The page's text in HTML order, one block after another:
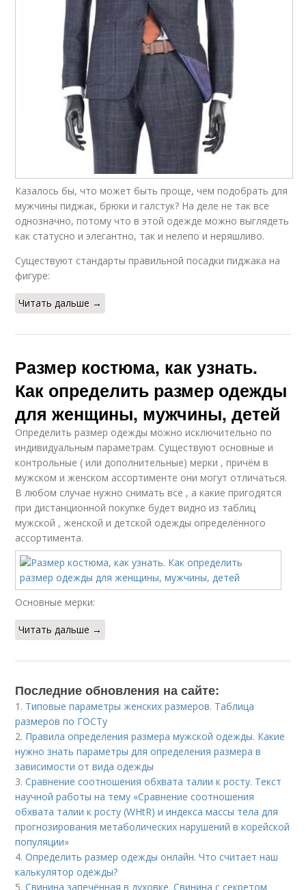
Казалось бы, что может быть проще, чем подобрать для
мужчины пиджак, брюки и галстук? На деле не так все
однозначно, потому что в этой одежде можно выглядеть
как статусно и элегантно, так и нелепо и неряшливо.
Существуют стандарты правильной посадки пиджака на
фигуре:
Читать дальше →
Размер костюма, как узнать.
Как определить размер одежды
для женщины, мужчины, детей
Определить размер одежды можно исключительно по
индивидуальным параметрам. Существуют основные и
контрольные ( или дополнительные) мерки , причём в
мужском и женском ассортименте они могут отличаться.
В любом случае нужно снимать все , а какие пригодятся
при дистанционной покупке будет видно из таблиц
мужской , женской и детской одежды определённого
ассортимента.
Основные мерки:
Читать дальше →
Последние обновления на сайте:
1. Типовые параметры женских размеров. Таблица
размеров по ГОСТу
2. Правила определения размера мужской одежды. Какие
нужно знать параметры для определения размера в
зависимости от вида одежды
3.Сравнение соотношения обхвата талии к росту. Текст
научной работы на тему «Сравнение соотношения
обхвата талии к росту (WHtR) и индекса массы тела для
прогнозирования метаболических нарушений в корейской
популяции»
4.Определить размер одежды онлайн. Что считает наш
калькулятор одежды?
5.Свинина запечённая в духовке. Свинина с секретом